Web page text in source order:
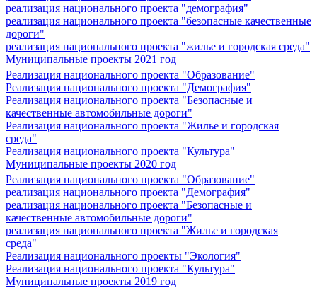
реализация национального проекта "демография"
реализация национального проекта "безопасные качественные
дороги"
реализация национального проекта "жилье и городская среда"
Муниципальные проекты 2021 год
Реализация национального проекта "Образование"
Реализация национального проекта "Демография"
Реализация национального проекта "Безопасные и
качественные автомобильные дороги"
Реализация национального проекта "Жилье и городская
среда"
Реализация национального проекта "Культура"
Муниципальные проекты 2020 год
Реализация национального проекта "Образование"
реализация национального проекта "Демография"
реализация национального проекта "Безопасные и
качественные автомобильные дороги"
реализация национального проекта "Жилье и городская
среда"
Реализация национального проекты "Экология"
Реализация национального проекта "Культура"
Муниципальные проекты 2019 год